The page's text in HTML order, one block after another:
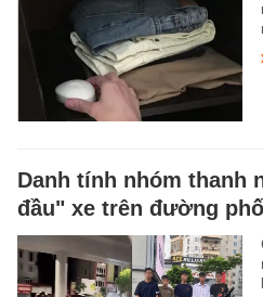
Danh tính nhóm thanh
đầu" xe trên đường